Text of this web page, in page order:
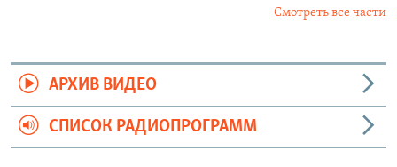
Смотреть все части
АРХИВ ВИДЕО
СПИСОК РАДИОПРОГРАММ